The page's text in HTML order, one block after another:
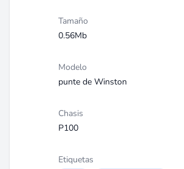
Tamaño
0.56Mb
Modelo
punte de Winston
Chasis
P100
Etiquetas